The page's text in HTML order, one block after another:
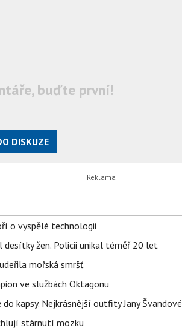
buďte první!
DISKUZE
o vyspělé technologii
desítky žen. Policii unikal téměř 20 let
mořská smršť
ve službách Oktagonu
kapsy. Nejkrásnější outfity Jany
stárnutí mozku